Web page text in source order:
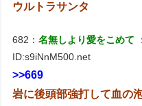
ウルトラサンタ
682：名無しより愛をこめて
ID:s9iNnM500.net
>>669
岩に後頭部強打して血の